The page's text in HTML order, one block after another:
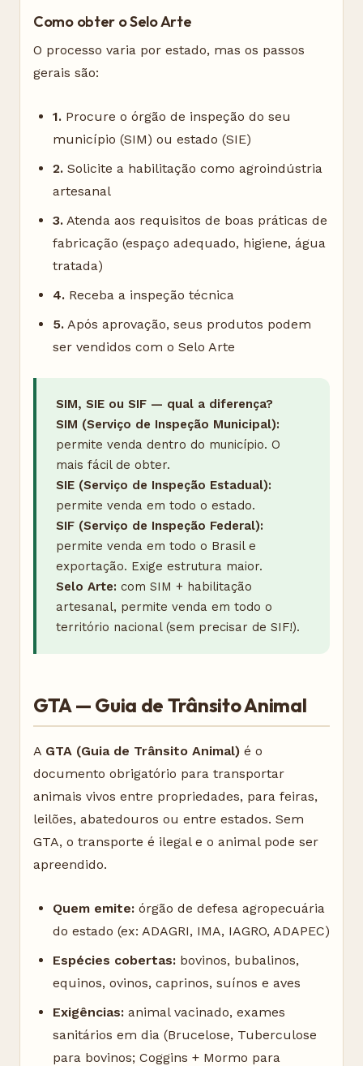
Como obter o Selo Arte
O processo varia por estado, mas os passos
gerais são:
1. Procure o órgão de inspeção do seu
município (SIM) ou estado (SIE)
2. Solicite a habilitação como agroindústria
artesanal
3. Atenda aos requisitos de boas práticas de
fabricação (espaço adequado, higiene, água
tratada)
4. Receba a inspeção técnica
5. Após aprovação, seus produtos podem
ser vendidos com o Selo Arte
SIM, SIE ou SIF — qual a diferença?
SIM (Serviço de Inspeção Municipal):
permite venda dentro do município. O
mais fácil de obter.
SIE (Serviço de Inspeção Estadual):
permite venda em todo o estado.
SIF (Serviço de Inspeção Federal):
permite venda em todo o Brasil e
exportação. Exige estrutura maior.
Selo Arte: com SIM + habilitação
artesanal, permite venda em todo o
território nacional (sem precisar de SIF!).
GTA — Guia de Trânsito Animal
A GTA (Guia de Trânsito Animal) é o
documento obrigatório para transportar
animais vivos entre propriedades, para feiras,
leilões, abatedouros ou entre estados. Sem
GTA, o transporte é ilegal e o animal pode ser
apreendido.
Quem emite: órgão de defesa agropecuária
do estado (ex: ADAGRI, IMA, IAGRO, ADAPEC)
Espécies cobertas: bovinos, bubalinos,
equinos, ovinos, caprinos, suínos e aves
Exigências: animal vacinado, exames
sanitários em dia (Brucelose, Tuberculose
para bovinos; Coggins + Mormo para